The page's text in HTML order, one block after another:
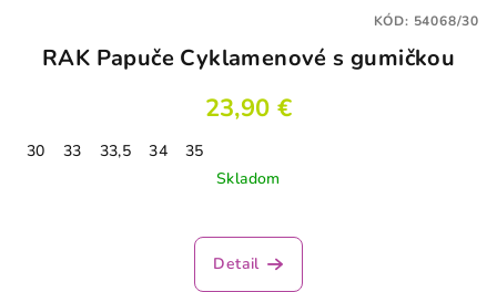
RAK Papuče Cyklamenové s gumičkou
23,90 €
30 33 33,5 34
35
Skladom
Detail
KÓD: 54068/30